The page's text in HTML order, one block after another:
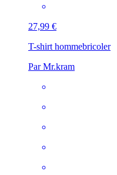
27,99 €
T-shirt hommebricoler
Par Mr.kram